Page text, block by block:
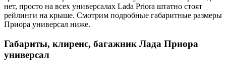
нет, просто на всех универсалах Lada Priora штатно стоят
рейлинги на крыше. Смотрим подробные габаритные размеры
Приора универсал ниже.
Габариты, клиренс, багажник Лада Приора
универсал